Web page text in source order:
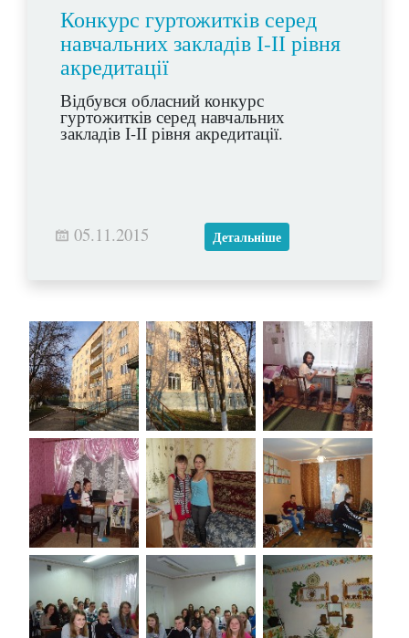
Конкурс гуртожитків серед
навчальних закладів І-ІІ рівня
акредитації
Відбувся обласний конкурс
гуртожитків серед навчальних
закладів І-ІІ рівня акредитації.
05.11.2015 Детальніше